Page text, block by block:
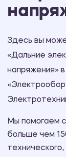
Здесь вы
«Дальние
напряжения»
Мы помогаем
больше чем